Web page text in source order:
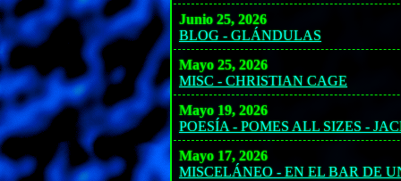
Junio 25, 2026
BLOG - GLÁNDULAS
Mayo 25, 2026
MISC - CHRISTIAN CAGE
Mayo 19, 2026
POESÍA - POMES ALL SIZES -
Mayo 17, 2026
MISCELÁNEO - EN EL BAR DE